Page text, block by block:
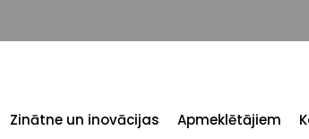
Zinātne un inovācijas Apmeklētājiem